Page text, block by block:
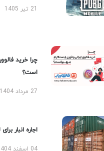
چرا خرید
است؟
27 مرداد 1404
اجاره انبار
04 اسفند 1404